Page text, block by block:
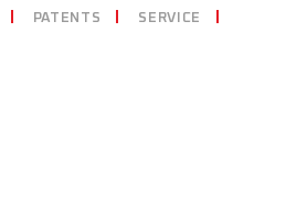
PATENTS
SERVICE